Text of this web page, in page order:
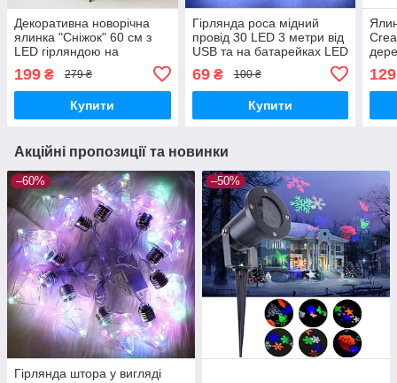
Декоративна новорічна
ялинка "Сніжок" 60 см з
LED гірляндою на
199 ₴ 279 ₴
Купити
Гірлянда роса мідний
провід 30 LED 3 метри від
USB та на батарейках LED
69₴ 100 ₴
Купити
129
Акційні пропозиції та новинки
–60%
Гірлянда штора у вигляді
–50%